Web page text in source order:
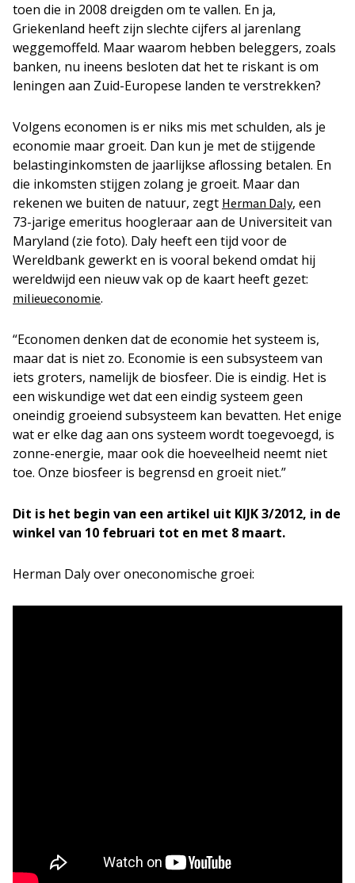
toen die in 2008 dreigden om te vallen. En ja,
Griekenland heeft zijn slechte cijfers al jarenlang
weggemoffeld. Maar waarom hebben beleggers, zoals
banken, nu ineens besloten dat het te riskant is om
leningen aan Zuid-Europese landen te verstrekken?
Volgens economen is er niks mis met schulden, als je
economie maar groeit. Dan kun je met de stijgende
belastinginkomsten de jaarlijkse aflossing betalen. En
die inkomsten stijgen zolang je groeit. Maar dan
rekenen we buiten de natuur, zegt Herman Daly, een
73-jarige emeritus hoogleraar aan de Universiteit van
Maryland (zie foto). Daly heeft een tijd voor de
Wereldbank gewerkt en is vooral bekend omdat hij
wereldwijd een nieuw vak op de kaart heeft gezet:
milieueconomie.
“Economen denken dat de economie het systeem is,
maar dat is niet zo. Economie is een subsysteem van
iets groters, namelijk de biosfeer. Die is eindig. Het is
een wiskundige wet dat een eindig systeem geen
oneindig groeiend subsysteem kan bevatten. Het enige
wat er elke dag aan ons systeem wordt toegevoegd, is
zonne-energie, maar ook die hoeveelheid neemt niet
toe. Onze biosfeer is begrensd en groeit niet.”
Dit is het begin van een artikel uit KIJK 3/2012, in de
winkel van 10 februari tot en met 8 maart.
Herman Daly over oneconomische groei: